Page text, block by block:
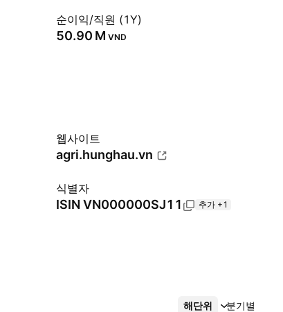
순이익/직원 (1Y)
‪50.90 M‬ VND
웹사이트
agri.hunghau.vn
식별자
ISIN VN000000SJ11 추가 +1
해단위 분기별
더보기